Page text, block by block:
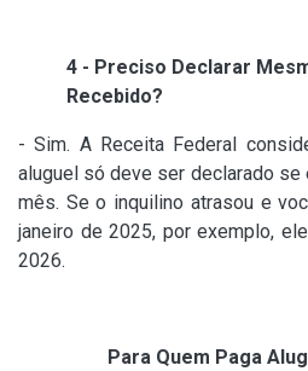
4 - Preciso Declarar
Recebido?
- Sim. A Receita Federal
aluguel só deve ser declarado
mês. Se o inquilino atrasou e
janeiro de 2025, por exemplo,
2026.
Para Quem Paga